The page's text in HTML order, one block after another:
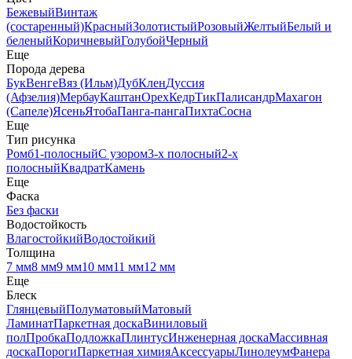
БежевыйВинтаж
(состаренный)КрасныйЗолотистыйРозовыйЖелтыйБелый и
беленыйКоричневыйГолубойЧерный
Еще
Порода дерева
БукВенгеВяз (Ильм)ДубКленДуссия
(Афзелия)МербауКаштанОрехКедрТикПалисандрМахагон
(Сапеле)ЯсеньЯтобаПанга-пангаПихтаСосна
Еще
Тип рисунка
Ромб1-полосныйС узором3-х полосный2-х
полосныйКвадратКамень
Еще
Фаска
Без фаски
Водостойкость
ВлагостойкийВодостойкий
Толщина
7 мм8 мм9 мм10 мм11 мм12 мм
Еще
Блеск
ГлянцевыйПолуматовыйМатовый
ЛаминатПаркетная доскаВиниловый
полПробкаПодложкаПлинтусИнженерная доскаМассивная
доскаПорогиПаркетная химияАксессуарыЛинолеумФанера